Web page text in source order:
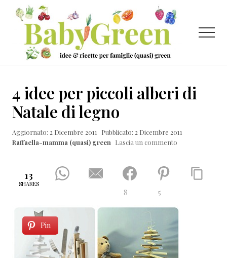
Menu
Passa
contenuto
principale
Passa
laterale
primaria
Passa
ricette
per
famiglie
Menu
4 idee per piccoli alberi di
Natale di legno
Aggiornato: 2 Dicembre 2011
Pubblicato: 2 Dicembre 2011
Raffaella-mamma (quasi) green Lascia un commento
13
SHARES
8 5
Pin